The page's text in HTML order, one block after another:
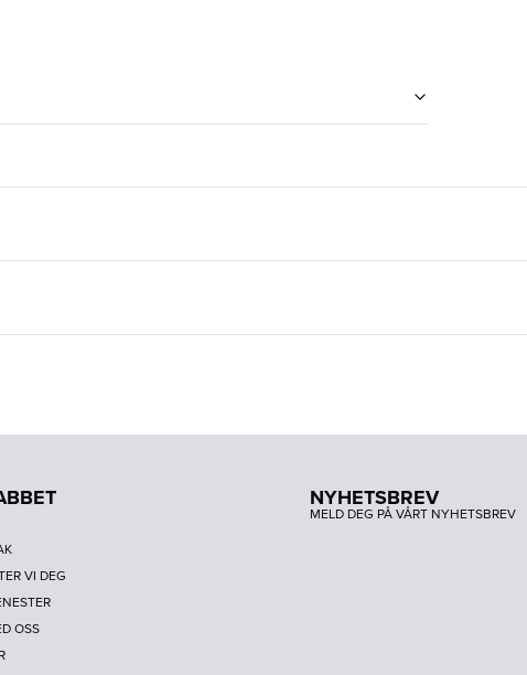
VI DEG
OSS
NYHETSBREV
MELD DEG PÅ VÅRT NYHETSBREV